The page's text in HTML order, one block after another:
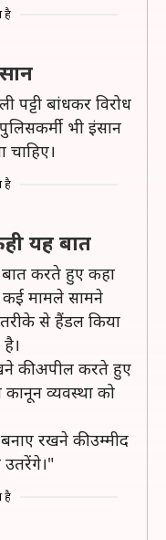
है
बांधकर विरोध
भी इंसान
है
यह बात
बात करते हुए कहा
कई मामले सामने
से हैंडल किया
की अपील करते हुए
कानून व्यवस्था को
रखने की उम्मीद
उतरेंगे।"
है